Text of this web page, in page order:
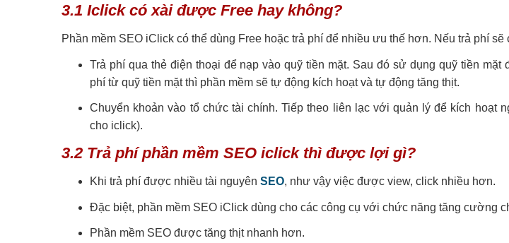
3.1 Iclick có xài được Free hay không?
Phần mềm SEO iClick có thể dùng Free hoặc trả phí để nhiều ưu thế hơn. Nếu trả phí sẽ
Trả phí qua thẻ điện thoại để nạp vào quỹ tiền mặt. Sau đó sử dụng quỹ tiền mặt
phí từ quỹ tiền mặt thì phần mềm sẽ tự động kích hoạt và tự động tăng thịt.
Chuyển khoản vào tổ chức tài chính. Tiếp theo liên lạc với quản lý để kích hoạt
cho iclick).
3.2 Trả phí phần mềm SEO iclick thì được lợi gì?
Khi trả phí được nhiều tài nguyên SEO, như vậy việc được view, click nhiều hơn.
Đặc biệt, phần mềm SEO iClick dùng cho các công cụ với chức năng tăng cường
Phần mềm SEO được tăng thịt nhanh hơn.